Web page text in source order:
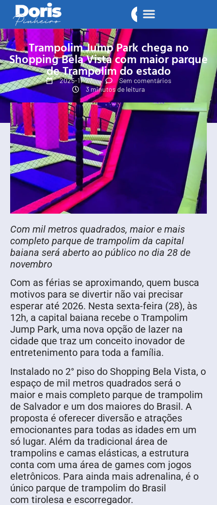
Trampolim Jump Park chega no
Shopping Bela Vista com maior parque
de Trampolim do estado
2025-11-27
Sem comentários
3 minutos de leitura
Com mil metros quadrados, maior e mais
completo parque de trampolim da capital
baiana será aberto ao público no dia 28 de
novembro
Com as férias se aproximando, quem busca
motivos para se divertir não vai precisar
esperar até 2026. Nesta sexta-feira (28), às
12h, a capital baiana recebe o Trampolim
Jump Park, uma nova opção de lazer na
cidade que traz um conceito inovador de
entretenimento para toda a família.
Instalado no 2° piso do Shopping Bela Vista, o
espaço de mil metros quadrados será o
maior e mais completo parque de trampolim
de Salvador e um dos maiores do Brasil. A
proposta é oferecer diversão e atrações
emocionantes para todas as idades em um
só lugar. Além da tradicional área de
trampolins e camas elásticas, a estrutura
conta com uma área de games com jogos
eletrônicos. Para ainda mais adrenalina, é o
único parque de trampolim do Brasil
com tirolesa e escorregador.